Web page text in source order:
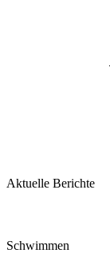
Aktuelle Berichte
Schwimmen